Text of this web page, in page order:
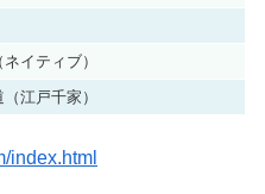
イティブ）
江戸千家）
index.html